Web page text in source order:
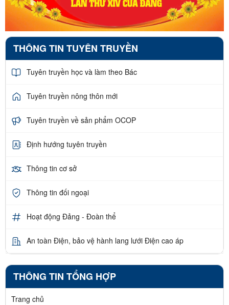
THÔNG TIN TUYÊN TRUYỀN
Tuyên truyền học và làm theo Bác
Tuyên truyền nông thôn mới
Tuyên truyền về sản phẩm OCOP
Định hướng tuyên truyền
Thông tin cơ sở
Thông tin đối ngoại
Hoạt động Đảng - Đoàn thể
An toàn Điện, bảo vệ hành lang lưới Điện cao áp
THÔNG TIN TỔNG HỢP
Trang chủ